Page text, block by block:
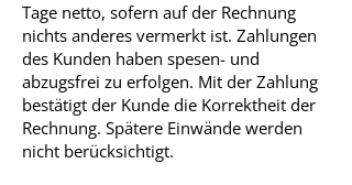
Tage netto, sofern auf der Rechnung
nichts anderes vermerkt ist. Zahlungen
des Kunden haben spesen- und
abzugsfrei zu erfolgen. Mit der Zahlung
bestätigt der Kunde die Korrektheit der
Rechnung. Spätere Einwände werden
nicht berücksichtigt.